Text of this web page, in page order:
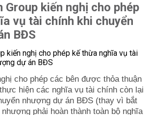
Group kiến nghị cho phép
vụ tài chính khi chuyển
BĐS
cho phép các bên được thỏa thuận
hiện các nghĩa vụ tài chính còn lại
nhượng dự án BĐS (thay vì bắt
phải hoàn thành toàn bộ nghĩa